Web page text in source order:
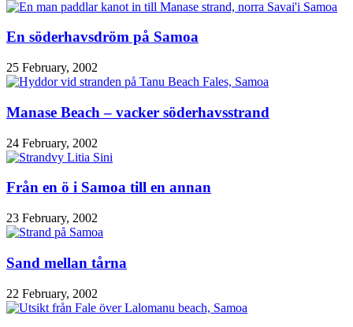
En söderhavsdröm på Samoa
25 February, 2002
Manase Beach – vacker söderhavsstrand
24 February, 2002
Från en ö i Samoa till en annan
23 February, 2002
Sand mellan tårna
22 February, 2002